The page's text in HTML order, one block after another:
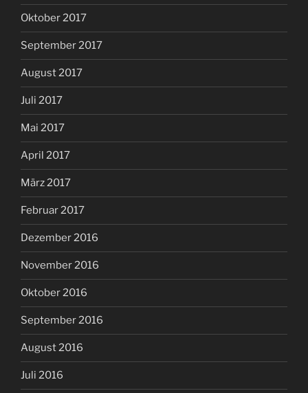
Oktober 2017
September 2017
August 2017
Juli 2017
Mai 2017
April 2017
März 2017
Februar 2017
Dezember 2016
November 2016
Oktober 2016
September 2016
August 2016
Juli 2016